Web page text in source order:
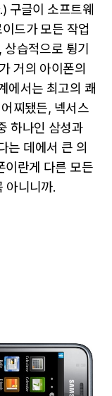
구글이 소프트웨
드가 모든 작업
습적으로 튕기
거의 아이폰의
에서는 최고의 쾌
찌됐든, 넥서스
하나인 삼성과
는 데에서 큰 의
이란게 다른 모든
아니니까.